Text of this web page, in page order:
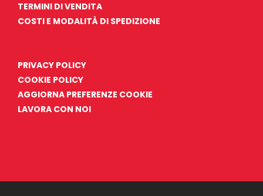
TERMINI DI VENDITA
COSTI E MODALITÀ DI SPEDIZIONE
PRIVACY POLICY
COOKIE POLICY
AGGIORNA PREFERENZE COOKIE
LAVORA CON NOI